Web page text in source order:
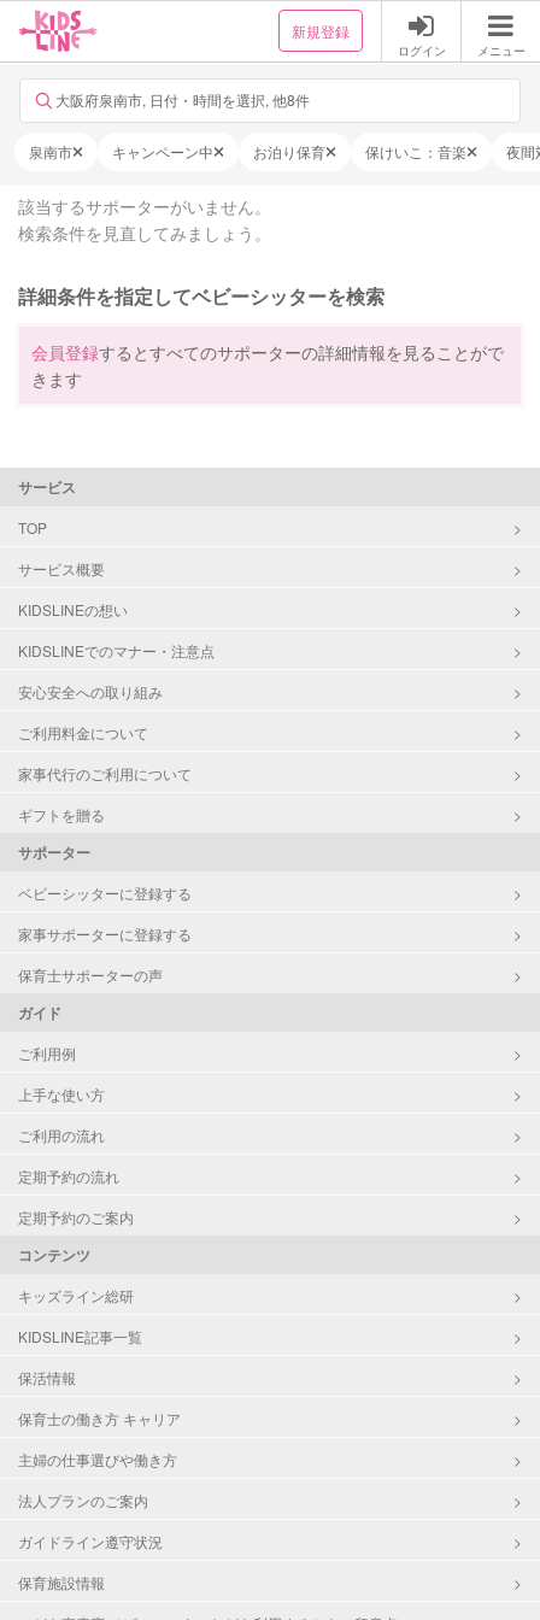
新規登録
ログイン メニュー
大阪府泉南市, 日付・時間を選択, 他8件
泉南市 キャンペーン中 お泊り保育 保けいこ：音楽 夜間
該当するサポーターがいません。
検索条件を見直してみましょう。
詳細条件を指定してベビーシッターを検索
会員登録するとすべてのサポーターの詳細情報を見ることがで
きます
サービス
TOP
サービス概要
KIDSLINEの想い
KIDSLINEでのマナー・注意点
安心安全への取り組み
ご利用料金について
家事代行のご利用について
ギフトを贈る
サポーター
ベビーシッターに登録する
家事サポーターに登録する
保育士サポーターの声
ガイド
ご利用例
上手な使い方
ご利用の流れ
定期予約の流れ
定期予約のご案内
コンテンツ
キッズライン総研
KIDSLINE記事一覧
保活情報
保育士の働き方 キャリア
主婦の仕事選びや働き方
法人プランのご案内
ガイドライン遵守状況
保育施設情報